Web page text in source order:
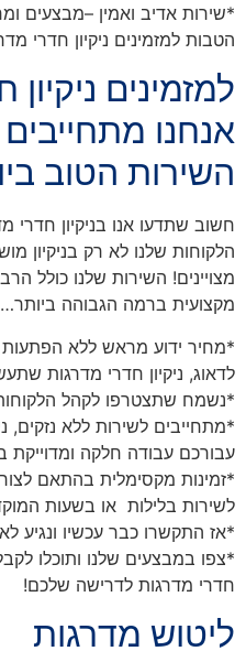
*שירות אדיב ואמין –מבצעים
הטבות למזמינים ניקיון חדרי
למזמינים
אנחנו
השירות הטוב
חשוב שתדעו אנו בניקיון חדרי
הלקוחות שלנו לא רק בניקיון
מצויינים! השירות שלנו כולל
מקצועית ברמה הגבוהה ביותר…
*מחיר ידוע מראש ללא
לדאוג, ניקיון חדרי מדרגות
*נשמח שתצטרפו לקהל
*מתחייבים לשירות ללא נזקים,
עבורכם עבודה חלקה ומדוייקת
*זמינות מקסימלית בהתאם
לשירות בלילות או בשעות
*אז התקשרו כבר עכשיו ונגיע
*צפו במבצעים שלנו ותוכלו
חדרי מדרגות לדרישה שלכם!
ליטוש מדרגות